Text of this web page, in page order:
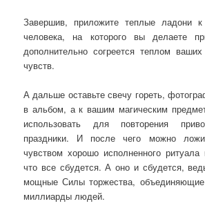
Завершив, приложите теплые ладони
человека, на которого вы делаете
дополнительно согреется теплом
чувств.
А дальше оставьте свечу гореть,
в альбом, а к вашим магическим
использовать для повторения
праздники. И после чего можно
чувством хорошо исполненного
что все сбудется. А оно и сбудется,
мощные Силы торжества,
миллиарды людей.